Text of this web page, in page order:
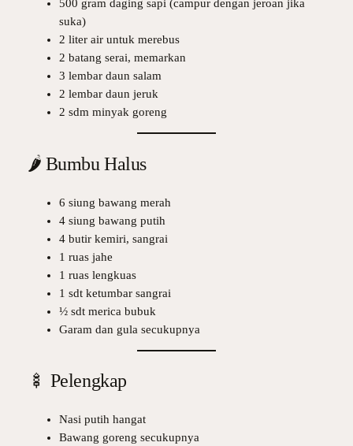
500 gram daging sapi (campur dengan jeroan jika
suka)
2 liter air untuk merebus
2 batang serai, memarkan
3 lembar daun salam
2 lembar daun jeruk
2 sdm minyak goreng
🌶️ Bumbu Halus
6 siung bawang merah
4 siung bawang putih
4 butir kemiri, sangrai
1 ruas jahe
1 ruas lengkuas
1 sdt ketumbar sangrai
½ sdt merica bubuk
Garam dan gula secukupnya
🍢 Pelengkap
Nasi putih hangat
Bawang goreng secukupnya